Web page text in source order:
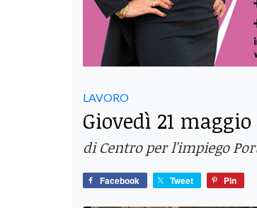
LAVORO
Giovedì 21
di Centro per l'impiego
Facebook Tweet Pin